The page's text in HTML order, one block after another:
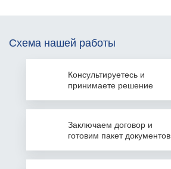
Схема нашей работы
Консультируетесь и
принимаете решение
Заключаем договор и
готовим пакет документов